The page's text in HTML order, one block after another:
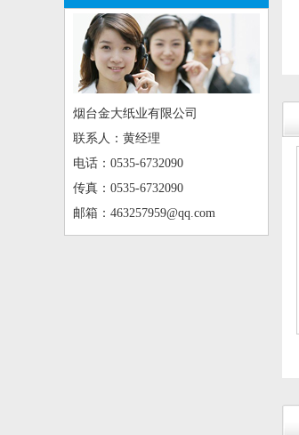
烟台金大纸业有限公司
联系人：黄经理
电话：0535-6732090
传真：0535-6732090
邮箱：463257959@qq.com